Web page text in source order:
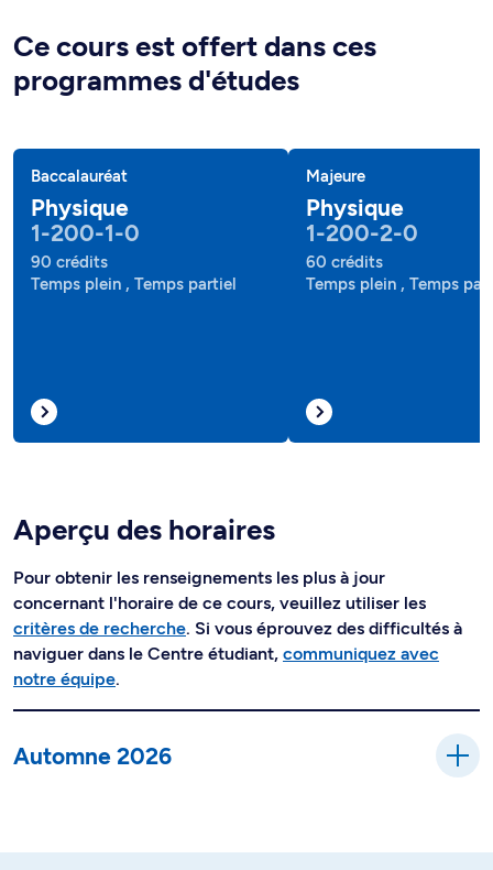
Ce cours est offert dans ces
programmes d'études
Baccalauréat
Physique
1-200-1-0
90 crédits
Temps plein , Temps partiel
Majeure
Physique
1-200-2-0
60 crédits
Temps plein , Temps
Aperçu des horaires
Pour obtenir les renseignements les plus à jour
concernant l'horaire de ce cours, veuillez utiliser les
critères de recherche. Si vous éprouvez des difficultés à
naviguer dans le Centre étudiant, communiquez avec
notre équipe.
Automne 2026